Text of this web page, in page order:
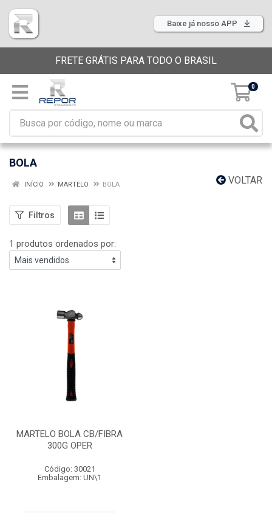
Baixe já nosso APP
FRETE GRÁTIS PARA TODO O BRASIL
0
BOLA
VOLTAR
INÍCIO MARTELO BOLA
Filtros
1 produtos ordenados por:
MARTELO BOLA CB/FIBRA
300G OPER
Código: 30021
Embalagem: UN\1